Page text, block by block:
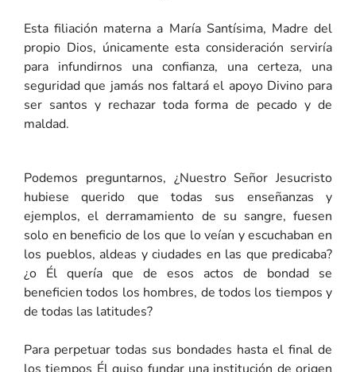
Esta filiación materna a María Santísima, Madre del
propio Dios, únicamente esta consideración serviría
para infundirnos una confianza, una certeza, una
seguridad que jamás nos faltará el apoyo Divino para
ser santos y rechazar toda forma de pecado y de
maldad.
Podemos preguntarnos, ¿Nuestro Señor Jesucristo
hubiese querido que todas sus enseñanzas y
ejemplos, el derramamiento de su sangre, fuesen
solo en beneficio de los que lo veían y escuchaban en
los pueblos, aldeas y ciudades en las que predicaba?
¿o Él quería que de esos actos de bondad se
beneficien todos los hombres, de todos los tiempos y
de todas las latitudes?
Para perpetuar todas sus bondades hasta el final de